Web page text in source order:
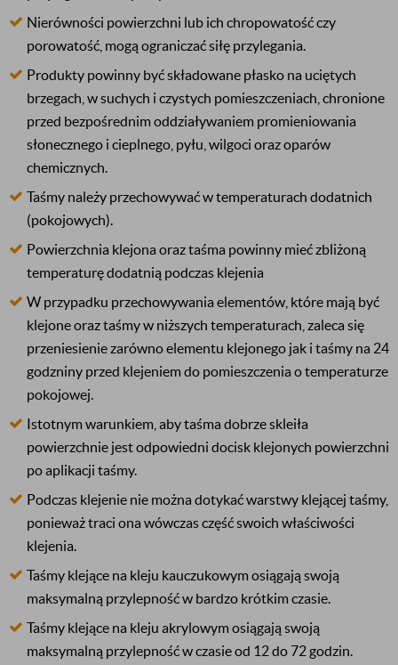
Nierówności powierzchni lub ich chropowatość czy
porowatość, mogą ograniczać siłę przylegania.
Produkty powinny być składowane płasko na uciętych
brzegach, w suchych i czystych pomieszczeniach, chronione
przed bezpośrednim oddziaływaniem promieniowania
słonecznego i cieplnego, pyłu, wilgoci oraz oparów
chemicznych.
Taśmy należy przechowywać w temperaturach dodatnich
(pokojowych).
Powierzchnia klejona oraz taśma powinny mieć zbliżoną
temperaturę dodatnią podczas klejenia
W przypadku przechowywania elementów, które mają być
klejone oraz taśmy w niższych temperaturach, zaleca się
przeniesienie zarówno elementu klejonego jak i taśmy na 24
godzniny przed klejeniem do pomieszczenia o temperaturze
pokojowej.
Istotnym warunkiem, aby taśma dobrze skleiła
powierzchnie jest odpowiedni docisk klejonych powierzchni
po aplikacji taśmy.
Podczas klejenie nie można dotykać warstwy klejącej taśmy,
ponieważ traci ona wówczas część swoich właściwości
klejenia.
Taśmy klejące na kleju kauczukowym osiągają swoją
maksymalną przylepność w bardzo krótkim czasie.
Taśmy klejące na kleju akrylowym osiągają swoją
maksymalną przylepność w czasie od 12 do 72 godzin.